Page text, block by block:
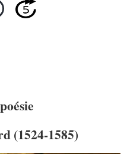
(1524-1585)